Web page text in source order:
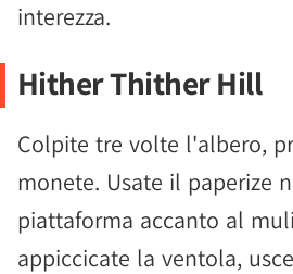
interezza.
Hither Thither Hill
Colpite tre volte l'albero,
monete. Usate il paperize
piattaforma accanto al
appiccicate la ventola,